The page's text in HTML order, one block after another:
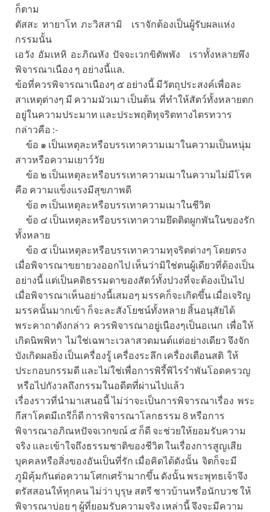
ก็ตาม
ตัสสะ ทายาโท ภะวิสสามิ เราจักต้องเป็นผู้รับผลแห่ง
กรรมนั้น
เอวัง อัมเหหิ อะภิณหัง ปัจจะเวกขิตัพพัง เราทั้งหลายพึง
พิจารณาเนือง ๆ อย่างนี้แล.
ข้อที่ควรพิจารณาเนืองๆ ๕ อย่างนี้ มีวัตถุประสงค์เพื่อละ
สาเหตุต่างๆ มี ความมัวเมา เป็นต้น ที่ทำให้สัตว์ทั้งหลายตก
อยู่ในความประมาท และประพฤติทุจริตทางไตรทวาร
กล่าวคือ :-
ข้อ ๑ เป็นเหตุละหรือบรรเทาความเมาในความเป็นหนุ่ม
สาวหรือความเยาว์วัย
ข้อ ๒ เป็นเหตุละหรือบรรเทาความเมาในความไม่มีโรค
คือ ความแข็งแรงมีสุขภาพดี
ข้อ ๓ เป็นเหตุละหรือบรรเทาความเมาในชีวิต
ข้อ ๔ เป็นเหตุละหรือบรรเทาความยึดติดผูกพันในของรัก
ทั้งหลาย
ข้อ ๕ เป็นเหตุละหรือบรรเทาความทุจริตต่างๆ โดยตรง
เมื่อพิจารณาขยายวงออกไป เห็นว่ามิใช่ตนผู้เดียวที่ต้องเป็น
อย่างนี้ แต่เป็นคติธรรมดาของสัตว์ทั้งปวงที่จะต้องเป็นไป
เมื่อพิจารณาเห็นอย่างนี้เสมอๆ มรรคก็จะเกิดขึ้น เมื่อเจริญ
มรรคนั้นมากเข้า ก็จะละสังโยชน์ทั้งหลาย สิ้นอนุสัยได้
พระคาถาดังกล่าว ควรพิจารณาอยู่เนืองๆเป็นอเนก เพื่อให้
เกิดนิพพิทา ไม่ใช่เฉพาะเวลาสวดมนต์แต่อย่างเดียว จึงจัก
บังเกิดผลยิ่ง เป็นเครื่องรู้ เครื่องระลึก เครื่องเตือนสติ ให้
ประกอบกรรมดี และไม่ใช่เพื่อการพิรี้พิไรรำพันโอดครวญ
หรือไปกังวลถึงกรรมในอดีตที่ผ่านไปแล้ว
เรื่องราวที่นำมาเสนอนี้ ไม่ว่าจะเป็นการพิจารณาเรื่อง พระ
กีสาโคตมีเถรีก็ดี การพิจารณาโลกธรรม 8 หรือการ
พิจารณาอภิณหปัจจเวกขณ์ ๕ ก็ดี จะช่วยให้ยอมรับความ
จริง และเข้าใจถึงธรรมชาติของชีวิต ในเรื่องการสูญเสีย
บุคคลหรือสิ่งของอันเป็นที่รัก เมื่อคิดได้ดังนั้น จิตก็จะมี
ภูมิคุ้มกันต่อความโศกเศร้ามากขึ้น ดังนั้น พระพุทธเจ้าจึง
ตรัสสอนให้ทุกคน ไม่ว่า บุรุษ สตรี ชาวบ้านหรือนักบวช ให้
พิจารณาบ่อย ๆ ผู้ที่ยอมรับความจริง เหล่านี้ จึงจะมีความ